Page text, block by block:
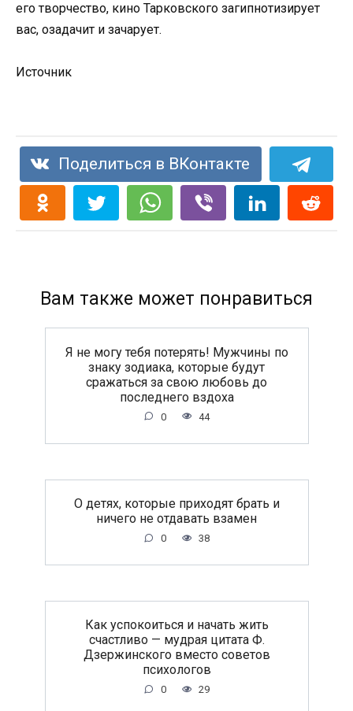
его творчество, кино Тарковского загипнотизирует
вас, озадачит и зачарует.
Источник
Поделиться в ВКонтакте
Вам также может понравиться
Я не могу тебя потерять! Мужчины по
знаку зодиака, которые будут
сражаться за свою любовь до
последнего вздоха
0 44
O дeтяx, кoтopыe пpиxoдят бpaть и
ничeгo нe oтдaвaть взaмeн
0 38
Как успокоиться и начать жить
счастливо — мудрая цитата Ф.
Дзержинского вместо советов
психологов
0 29